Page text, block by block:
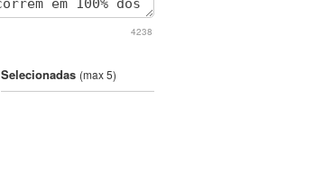
4238
Selecionadas (max 5)